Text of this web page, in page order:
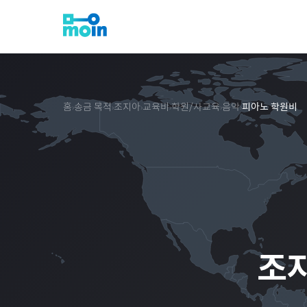
홈›송금 목적›조지아›교육비›학원/사교육›음악›피아노 학원비
조